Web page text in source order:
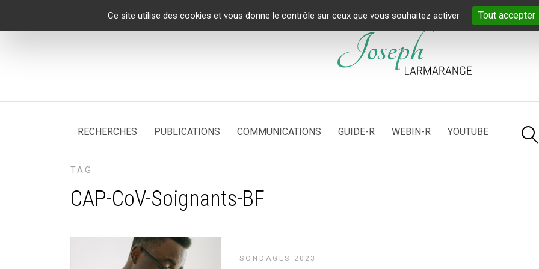
Ce site utilise des cookies et vous donne le contrôle sur ceux que vous souhaitez activer Tout accepter
RECHERCHES PUBLICATIONS COMMUNICATIONS GUIDE-R WEBIN-R YOUTUBE
TAG
CAP-CoV-Soignants-BF
SONDAGES 2023